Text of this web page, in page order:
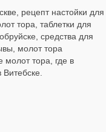
рецепт настойки для
тора, таблетки для
средства для
молот тора
молот тора, где в